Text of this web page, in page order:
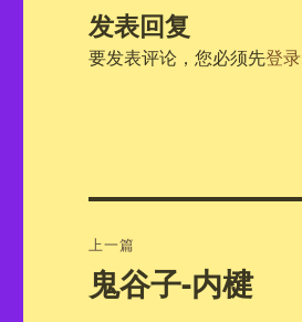
发表回复
要发表评论，您必须先登录
章
上一篇
上
篇
鬼谷子-内楗